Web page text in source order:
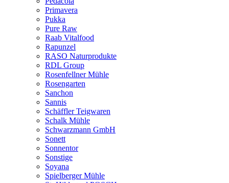
Primavera
Pukka
Pure Raw
Raab Vitalfood
Rapunzel
RASO Naturprodukte
RDL Group
Rosenfellner Mühle
Rosengarten
Sanchon
Sannis
Schäffler Teigwaren
Schalk Mühle
Schwarzmann GmbH
Sonett
Sonnentor
Sonstige
Soyana
Spielberger Mühle